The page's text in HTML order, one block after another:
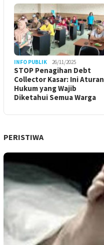
INFO PUBLIK 26/11/2025
STOP Penagihan Debt
Collector Kasar: Ini Aturan
Hukum yang Wajib
Diketahui Semua Warga
PERISTIWA